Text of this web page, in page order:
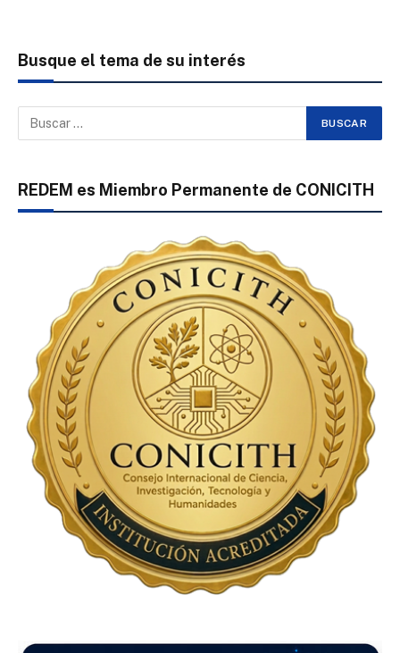
Busque el tema de su interés
REDEM es Miembro Permanente de CONICITH